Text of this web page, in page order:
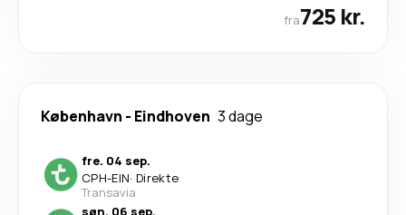
fra725 kr.
København - Eindhoven 3 dage
fre. 04 sep.
CPH-EIN· Direkte
Transavia
søn. 06 sep.